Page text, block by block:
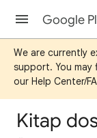
We are currently
support. You may
our Help Center/
Kitap